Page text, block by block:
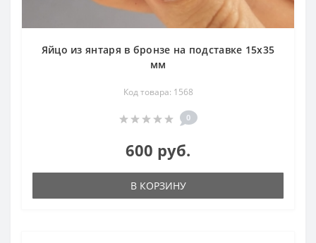
Яйцо из янтаря в бронзе на подставке 15х35
мм
Код товара: 1568
0
600 руб.
В КОРЗИНУ